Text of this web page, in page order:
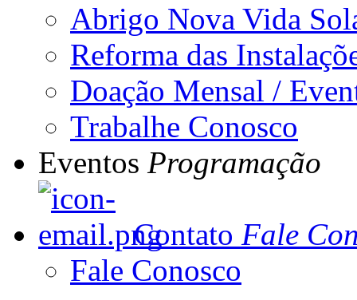
Abrigo Nova Vida
Reforma das
Doação Mensal /
Trabalhe Conosco
Eventos Programação
Contato Fale
Fale Conosco